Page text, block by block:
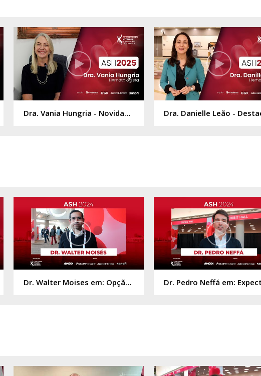
Dra. Vania Hungria - Novidades no Tratamento Após Progressão da Primeira Linha
Dr. Walter Moises em: Opção Terapêutica de primeira linha para pacientes elegíveis ao TMO